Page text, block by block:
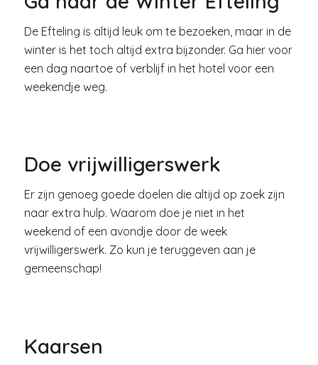
De Efteling is altijd leuk om te bezoeken, maar in de
winter is het toch altijd extra bijzonder. Ga hier voor
een dag naartoe of verblijf in het hotel voor een
weekendje weg.
Doe vrijwilligerswerk
Er zijn genoeg goede doelen die altijd op zoek zijn
naar extra hulp. Waarom doe je niet in het
weekend of een avondje door de week
vrijwilligerswerk. Zo kun je teruggeven aan je
gemeenschap!
Kaarsen